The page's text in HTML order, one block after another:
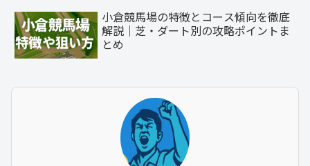
小倉競馬場の特徴とコース傾向を徹底
解説｜芝・ダート別の攻略ポイントま
とめ